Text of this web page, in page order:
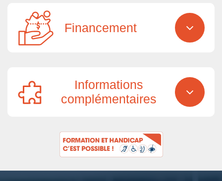
Financement
Informations
complémentaires